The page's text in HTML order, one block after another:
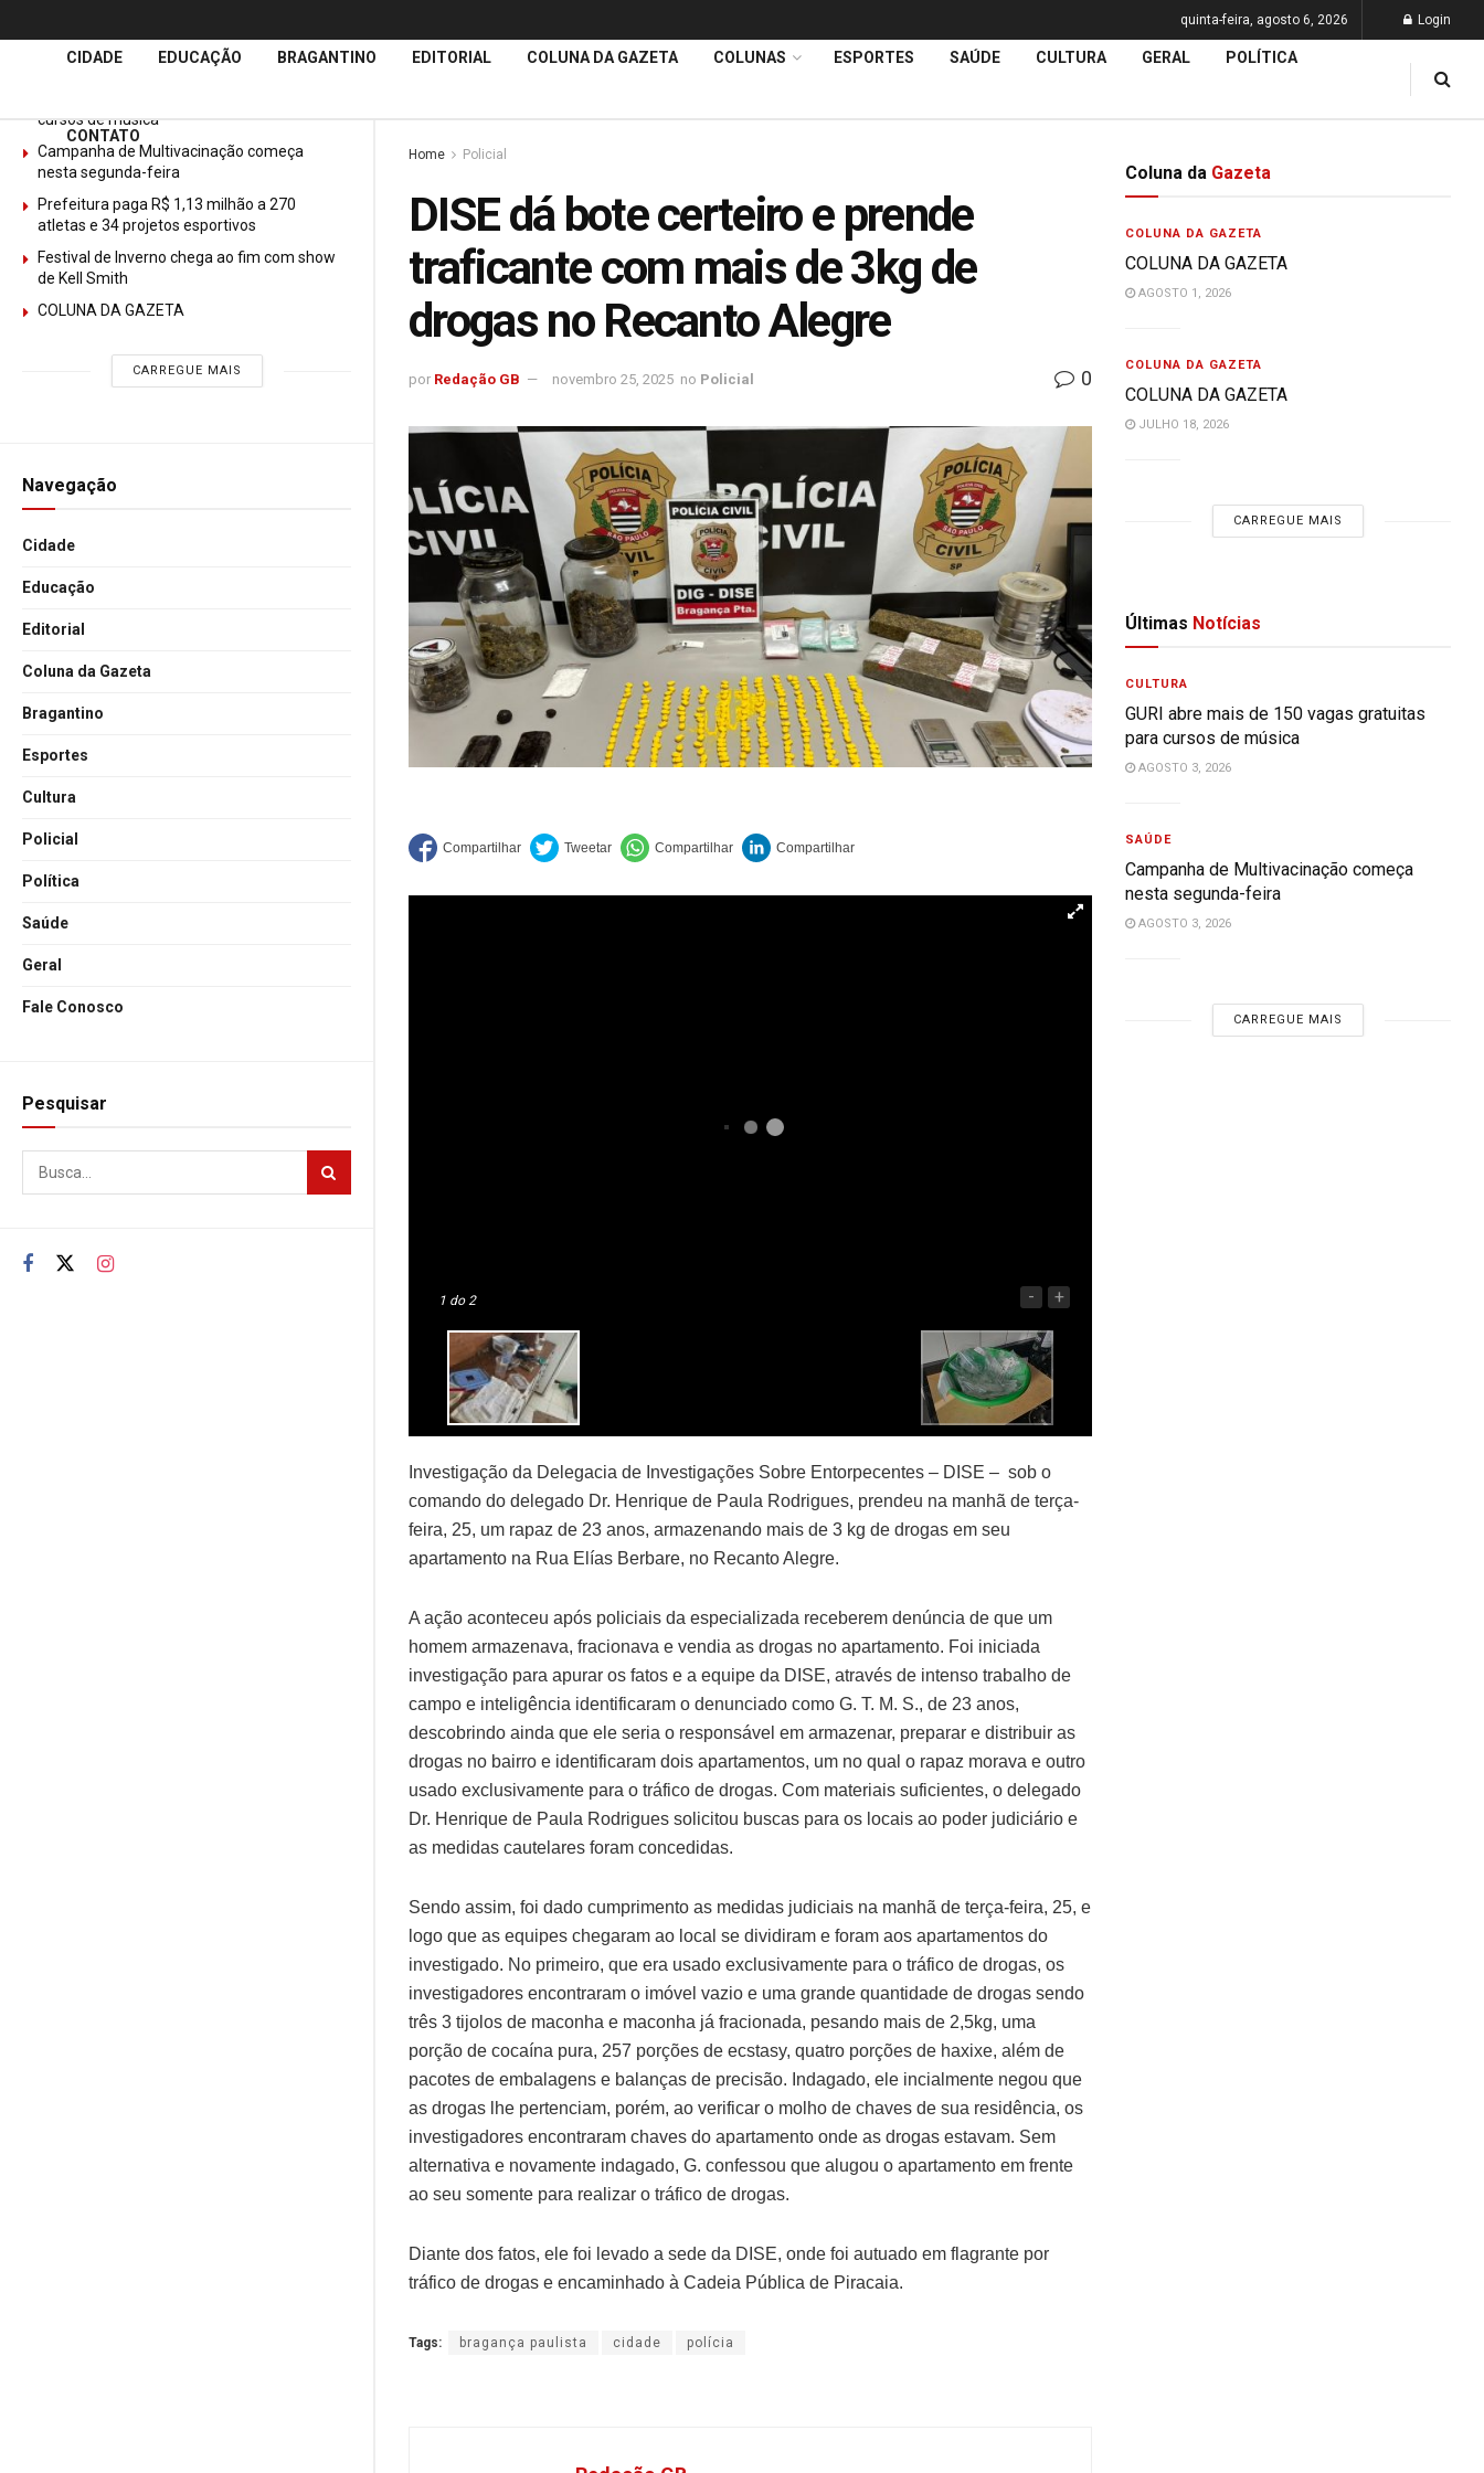
ÚltimasNotícias
cursos de música
Campanha de Multivacinação começa
nesta segunda-feira
Prefeitura paga R$ 1,13 milhão a 270
atletas e 34 projetos esportivos
Festival de Inverno chega ao fim com show
de Kell Smith
COLUNA DA GAZETA
CARREGUE MAIS
Navegação
Cidade
Educação
Editorial
Coluna da Gazeta
Bragantino
Esportes
Cultura
Policial
Política
Saúde
Geral
Fale Conosco
Pesquisar
quinta-feira, agosto 6, 2026 Login
CIDADE EDUCAÇÃO BRAGANTINO EDITORIAL COLUNA DA GAZETA COLUNAS ESPORTES SAÚDE CULTURA GERAL POLÍTICA
CONTATO
Home Policial
DISE dá bote certeiro e prende
traficante com mais de 3kg de
drogas no Recanto Alegre
por Redação GB novembro 25, 2025 no Policial 0
1 do 2 - +
Investigação da Delegacia de Investigações Sobre Entorpecentes – DISE – sob o
comando do delegado Dr. Henrique de Paula Rodrigues, prendeu na manhã de terça-
feira, 25, um rapaz de 23 anos, armazenando mais de 3 kg de drogas em seu
apartamento na Rua Elías Berbare, no Recanto Alegre.
A ação aconteceu após policiais da especializada receberem denúncia de que um
homem armazenava, fracionava e vendia as drogas no apartamento. Foi iniciada
investigação para apurar os fatos e a equipe da DISE, através de intenso trabalho de
campo e inteligência identificaram o denunciado como G. T. M. S., de 23 anos,
descobrindo ainda que ele seria o responsável em armazenar, preparar e distribuir as
drogas no bairro e identificaram dois apartamentos, um no qual o rapaz morava e outro
usado exclusivamente para o tráfico de drogas. Com materiais suficientes, o delegado
Dr. Henrique de Paula Rodrigues solicitou buscas para os locais ao poder judiciário e
as medidas cautelares foram concedidas.
Sendo assim, foi dado cumprimento as medidas judiciais na manhã de terça-feira, 25, e
logo que as equipes chegaram ao local se dividiram e foram aos apartamentos do
investigado. No primeiro, que era usado exclusivamente para o tráfico de drogas, os
investigadores encontraram o imóvel vazio e uma grande quantidade de drogas sendo
três 3 tijolos de maconha e maconha já fracionada, pesando mais de 2,5kg, uma
porção de cocaína pura, 257 porções de ecstasy, quatro porções de haxixe, além de
pacotes de embalagens e balanças de precisão. Indagado, ele incialmente negou que
as drogas lhe pertenciam, porém, ao verificar o molho de chaves de sua residência, os
investigadores encontraram chaves do apartamento onde as drogas estavam. Sem
alternativa e novamente indagado, G. confessou que alugou o apartamento em frente
ao seu somente para realizar o tráfico de drogas.
Diante dos fatos, ele foi levado a sede da DISE, onde foi autuado em flagrante por
tráfico de drogas e encaminhado à Cadeia Pública de Piracaia.
Tags: bragança paulista cidade polícia
Coluna da Gazeta
COLUNA DA GAZETA
COLUNA DA GAZETA
AGOSTO 1, 2026
COLUNA DA GAZETA
COLUNA DA GAZETA
JULHO 18, 2026
CARREGUE MAIS
Últimas Notícias
CULTURA
GURI abre mais de 150 vagas gratuitas
para cursos de música
AGOSTO 3, 2026
SAÚDE
Campanha de Multivacinação começa
nesta segunda-feira
AGOSTO 3, 2026
CARREGUE MAIS